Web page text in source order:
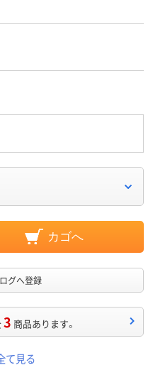
カゴへ
グへ登録
3 商品あります。
て見る